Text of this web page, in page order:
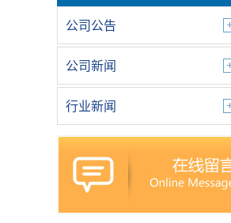
公司公告
公司新闻
行业新闻